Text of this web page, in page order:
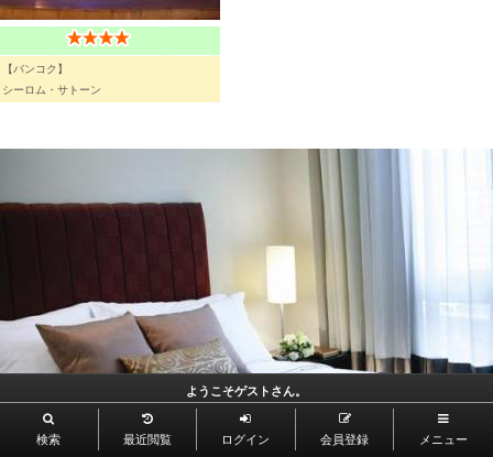
【バンコク】
シーロム・サトーン
ようこそゲストさん。
検索 最近閲覧 ログイン 会員登録 メニュー